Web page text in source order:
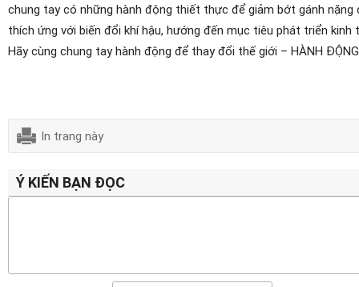
chung tay có những hành động thiết thực để giảm bớt gánh
thích ứng với biến đổi khí hậu, hướng đến mục tiêu phát triển
Hãy cùng chung tay hành động để thay đổi thế giới – HÀNH ĐỘNG
In trang này
Ý KIẾN BẠN ĐỌC